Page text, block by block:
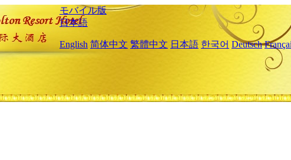
モバイル版
日本語
English 简体中文 繁體中文 日本語 한국어 Deutsch